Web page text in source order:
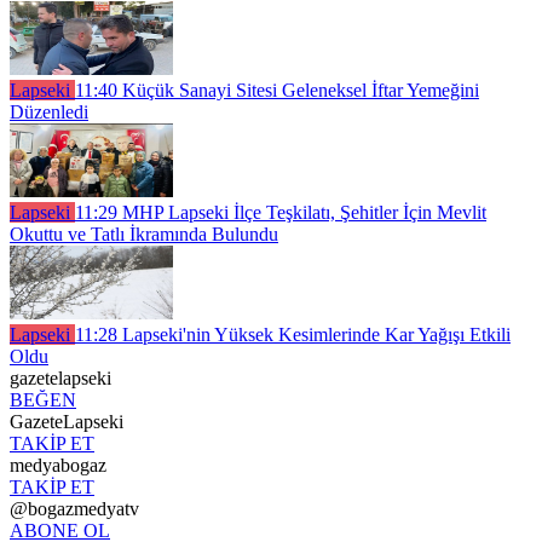
Lapseki 11:40 Küçük Sanayi Sitesi Geleneksel İftar Yemeğini
Düzenledi
Lapseki 11:29 MHP Lapseki İlçe Teşkilatı, Şehitler İçin Mevlit
Okuttu ve Tatlı İkramında Bulundu
Lapseki 11:28 Lapseki'nin Yüksek Kesimlerinde Kar Yağışı Etkili
Oldu
gazetelapseki
BEĞEN
GazeteLapseki
TAKİP ET
medyabogaz
TAKİP ET
@bogazmedyatv
ABONE OL